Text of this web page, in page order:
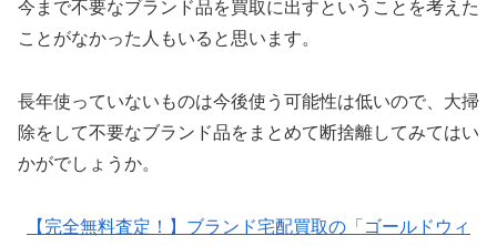
今まで不要なブランド品を買取に出すということを考えた
ことがなかった人もいると思います。
長年使っていないものは今後使う可能性は低いので、大掃
除をして不要なブランド品をまとめて断捨離してみてはい
かがでしょうか。
【完全無料査定！】ブランド宅配買取の「ゴールドウィ